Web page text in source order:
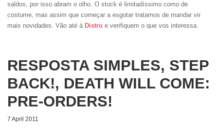
saldos, por isso abram o olho. O stock é limitadíssimo como de
costume, mas assim que começar a esgotar tratamos de mandar vir
mais novidades. Vão até à Distro e verifiquem o que vos interessa.
RESPOSTA SIMPLES, STEP
BACK!, DEATH WILL COME:
PRE-ORDERS!
7 April 2011